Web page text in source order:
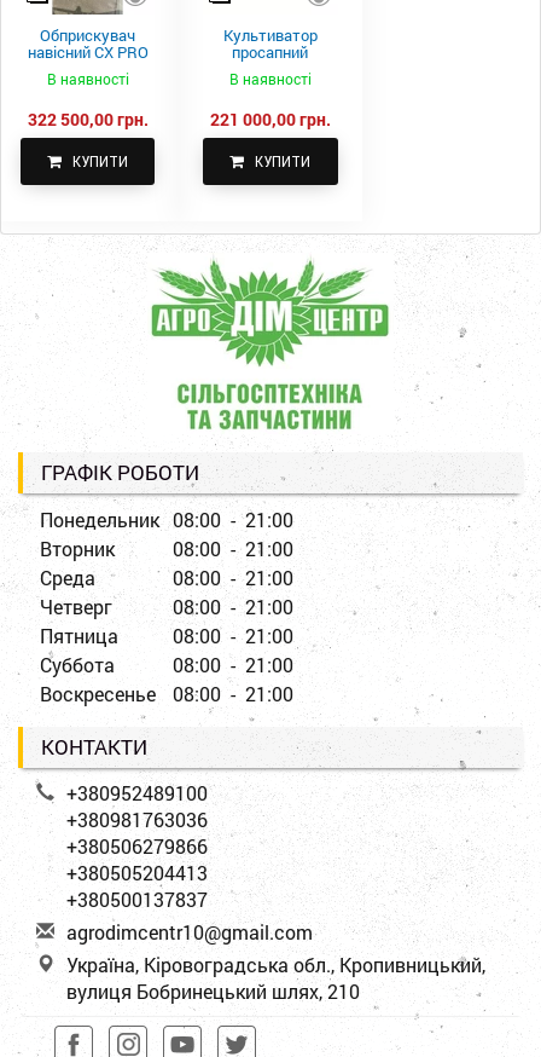
Обприскувач
навісний CX PRO
В наявності
322 500,00 грн.
КУПИТИ
Культиватор
просапний
КПН-5,6-05
В наявності
221 000,00 грн.
КУПИТИ
ГРАФІК РОБОТИ
Понедельник 08:00 - 21:00
Вторник
08:00 - 21:00
Среда
08:00 - 21:00
Четверг
08:00 - 21:00
Пятница
08:00 - 21:00
Суббота
08:00 - 21:00
Воскресенье
08:00 - 21:00
КОНТАКТИ
+380952489100
+380981763036
+380506279866
+380505204413
+380500137837
agrodimcentr10@gmail.com
Україна, Кіровоградська обл., Кропивницький,
вулиця Бобринецький шлях, 210